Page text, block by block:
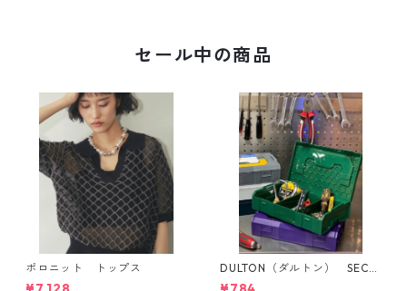
セール中の商品
ポロニット トップス
DULTON（ダルトン） SECTI
ON BOX